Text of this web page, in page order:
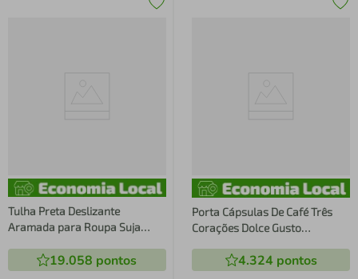
Tulha Preta Deslizante
Aramada para Roupa Suja
Lavanderia19.058 pontos
Porta Cápsulas De Café Três
Corações Dolce Gusto
4.324 pontos